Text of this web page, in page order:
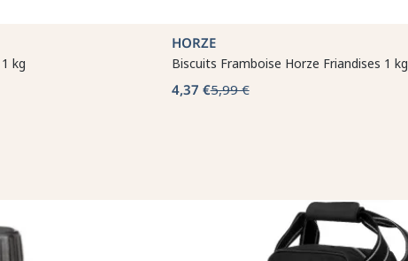
kg
HORZE
Biscuits Framboise Horze Friandises 1 kg
4,37 €5,99 €